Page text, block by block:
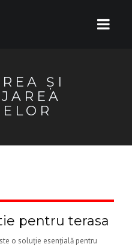
ȘI
pentru terasa
o soluție esențială pentru